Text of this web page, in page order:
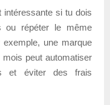
intéressante si tu dois
ou répéter le même
une marque
peut automatiser
et éviter des frais